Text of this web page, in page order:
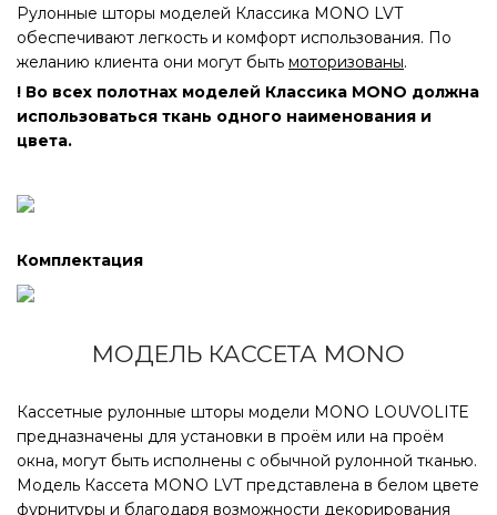
Рулонные шторы моделей Классика MONO LVT
обеспечивают легкость и комфорт использования. По
желанию клиента они могут быть моторизованы.
! Во всех полотнах моделей Классика MONO должна
использоваться ткань одного наименования и
цвета.
Комплектация
МОДЕЛЬ КАССЕТА MONO
Кассетные рулонные шторы модели MONO LOUVOLITE
предназначены для установки в проём или на проём
окна, могут быть исполнены с обычной рулонной тканью.
Модель Кассета MONO LVT представлена в белом цвете
фурнитуры и благодаря возможности декорирования